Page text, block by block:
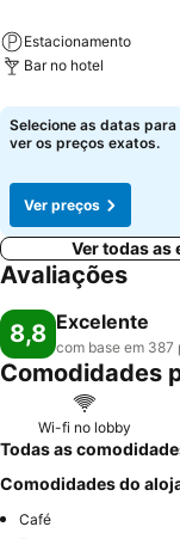
Estacionamento
Bar no hotel
Selecione as datas para
ver os preços exatos.
Ver preços
Ver todas as
Avaliações
8,8 Excelente
com base em
Comodidades
Wi-fi no lobby
Todas as
Comodidades do
Café